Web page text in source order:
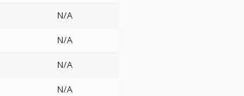
N/A
N/A
N/A
N/A